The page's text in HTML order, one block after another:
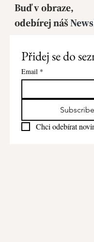
Buď v obraze,
odebírejnáš
Přidej se do
Email *
Subscribe
Chci odebírat